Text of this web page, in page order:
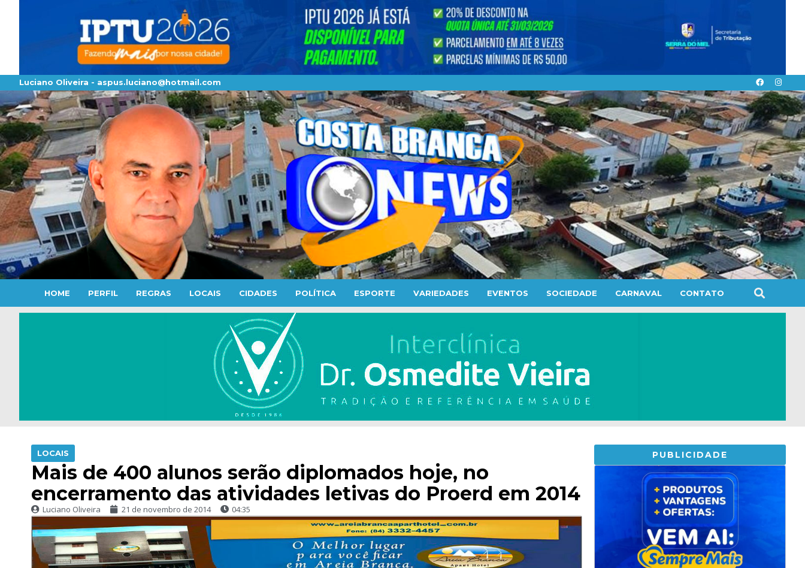
Luciano Oliveira - aspus.luciano@hotmail.com
HOME PERFIL REGRAS LOCAIS CIDADES POLÍTICA ESPORTE VARIEDADES EVENTOS SOCIEDADE CARNAVAL CONTATO
LOCAIS
Mais de 400 alunos serão diplomados hoje, no
encerramento das atividades letivas do Proerd em 2014
Luciano Oliveira 21 de novembro de 2014 04:35
PUBLICIDADE